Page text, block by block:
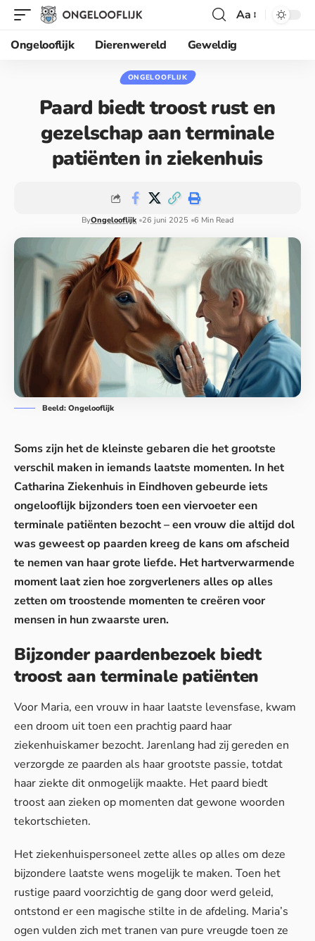
Aa
Ongelooflijk
Dierenwereld Geweldig
ONGELOOFLIJK
Paard biedt troost rust en
gezelschap aan terminale
patiënten in ziekenhuis
ByOngelooflijk 26 juni 2025 6 Min Read
Beeld: Ongelooflijk
Soms zijn het de kleinste gebaren die het grootste
verschil maken in iemands laatste momenten. In het
Catharina Ziekenhuis in Eindhoven gebeurde iets
ongelooflijk bijzonders toen een viervoeter een
terminale patiënten bezocht – een vrouw die altijd dol
was geweest op paarden kreeg de kans om afscheid
te nemen van haar grote liefde. Het hartverwarmende
moment laat zien hoe zorgverleners alles op alles
zetten om troostende momenten te creëren voor
mensen in hun zwaarste uren.
Bijzonder paardenbezoek biedt
troost aan terminale patiënten
Voor Maria, een vrouw in haar laatste levensfase, kwam
een droom uit toen een prachtig paard haar
ziekenhuiskamer bezocht. Jarenlang had zij gereden en
verzorgde ze paarden als haar grootste passie, totdat
haar ziekte dit onmogelijk maakte. Het paard biedt
troost aan zieken op momenten dat gewone woorden
tekortschieten.
Het ziekenhuispersoneel zette alles op alles om deze
bijzondere laatste wens mogelijk te maken. Toen het
rustige paardvoorzichtig de gang door werd geleid,
ontstond er een magische stilte in de afdeling. Maria’s
ogen vulden zich met tranen van pure vreugde toen ze